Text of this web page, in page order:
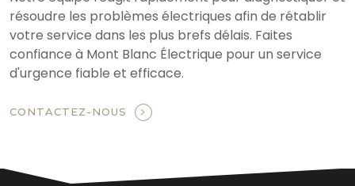
résoudre les problèmes électriques afin de rétablir
votre service dans les plus brefs délais. Faites
confiance à Mont Blanc Électrique pour un service
d'urgence fiable et efficace.
CONTACTEZ-NOUS